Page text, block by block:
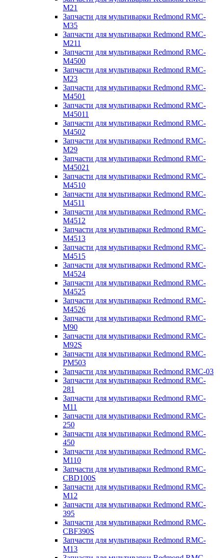
M21
Запчасти для мультиварки Redmond RMC-
M35
Запчасти для мультиварки Redmond RMC-
M211
Запчасти для мультиварки Redmond RMC-
M4500
Запчасти для мультиварки Redmond RMC-
M23
Запчасти для мультиварки Redmond RMC-
M4501
Запчасти для мультиварки Redmond RMC-
M45011
Запчасти для мультиварки Redmond RMC-
M4502
Запчасти для мультиварки Redmond RMC-
M29
Запчасти для мультиварки Redmond RMC-
M45021
Запчасти для мультиварки Redmond RMC-
M4510
Запчасти для мультиварки Redmond RMC-
M4511
Запчасти для мультиварки Redmond RMC-
M4512
Запчасти для мультиварки Redmond RMC-
M4513
Запчасти для мультиварки Redmond RMC-
M4515
Запчасти для мультиварки Redmond RMC-
M4524
Запчасти для мультиварки Redmond RMC-
M4525
Запчасти для мультиварки Redmond RMC-
M4526
Запчасти для мультиварки Redmond RMC-
M90
Запчасти для мультиварки Redmond RMC-
M92S
Запчасти для мультиварки Redmond RMC-
PM503
Запчасти для мультиварки Redmond RMC-03
Запчасти для мультиварки Redmond RMC-
281
Запчасти для мультиварки Redmond RMC-
M11
Запчасти для мультиварки Redmond RMC-
250
Запчасти для мультиварки Redmond RMC-
450
Запчасти для мультиварки Redmond RMC-
M110
Запчасти для мультиварки Redmond RMC-
CBD100S
Запчасти для мультиварки Redmond RMC-
M12
Запчасти для мультиварки Redmond RMC-
395
Запчасти для мультиварки Redmond RMC-
CBF390S
Запчасти для мультиварки Redmond RMC-
M13